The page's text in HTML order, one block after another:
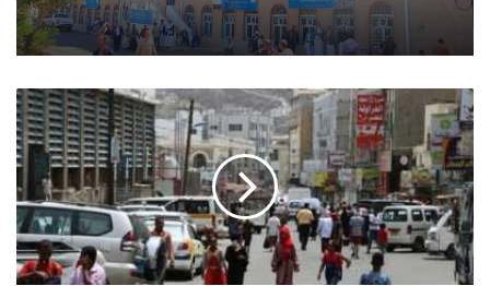
عدن..
وثيقة
تكشف
مسؤولية
ضابط
أمني
بمقتل
مسؤول
في